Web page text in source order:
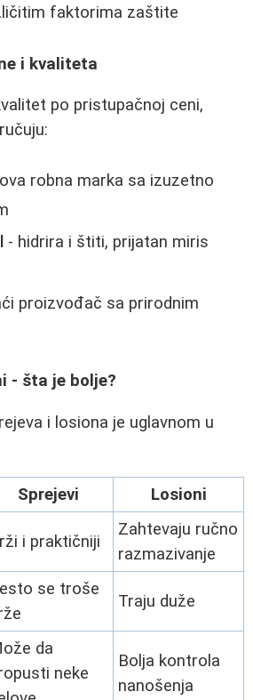
faktorima zaštite
i kvaliteta
po pristupačnoj ceni,
robna marka sa izuzetno
- hidrira i štiti, prijatan miris
proizvođač sa prirodnim
- šta je bolje?
i losiona je uglavnom u
Sprejevi
Losioni
i praktičniji
Zahtevaju ručno
razmazivanje
se troše
Traju duže
da
neke
Bolja kontrola
nanošenja